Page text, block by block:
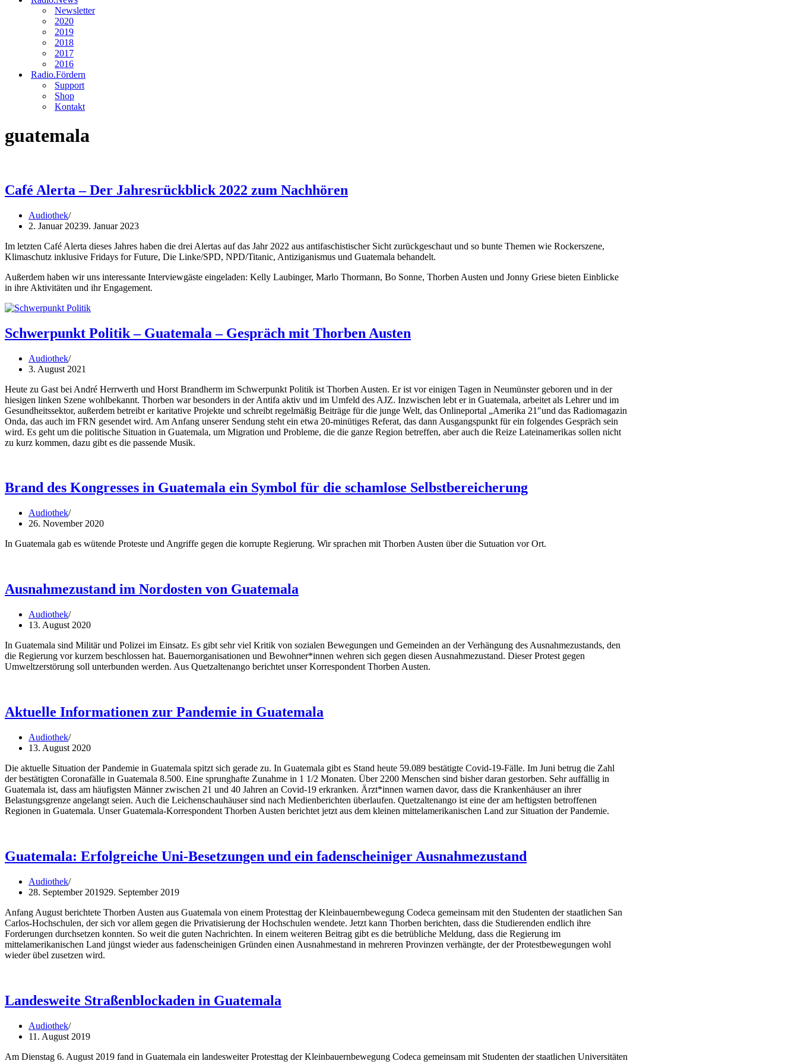
Newsletter
2020
2019
2018
2017
2016
Radio.Fördern
Support
Shop
Kontakt
guatemala
Café Alerta – Der Jahresrückblick 2022 zum Nachhören
Audiothek
2. Januar 20239. Januar 2023
Im letzten Café Alerta dieses Jahres haben die drei Alertas auf das Jahr 2022 aus antifaschistischer Sicht zurückgeschaut und so bunte Themen wie Rockerszene,
Klimaschutz inklusive Fridays for Future, Die Linke/SPD, NPD/Titanic, Antiziganismus und Guatemala behandelt.
Außerdem haben wir uns interessante Interviewgäste eingeladen: Kelly Laubinger, Marlo Thormann, Bo Sonne, Thorben Austen und Jonny Griese bieten Einblicke
in ihre Aktivitäten und ihr Engagement.
Schwerpunkt Politik – Guatemala – Gespräch mit Thorben Austen
Audiothek
3. August 2021
Heute zu Gast bei André Herrwerth und Horst Brandherm im Schwerpunkt Politik ist Thorben Austen. Er ist vor einigen Tagen in Neumünster geboren und in der
hiesigen linken Szene wohlbekannt. Thorben war besonders in der Antifa aktiv und im Umfeld des AJZ. Inzwischen lebt er in Guatemala, arbeitet als Lehrer und im
Gesundheitssektor, außerdem betreibt er karitative Projekte und schreibt regelmäßig Beiträge für die junge Welt, das Onlineportal „Amerika 21″und das Radiomagazin
Onda, das auch im FRN gesendet wird. Am Anfang unserer Sendung steht ein etwa 20-minütiges Referat, das dann Ausgangspunkt für ein folgendes Gespräch sein
wird. Es geht um die politische Situation in Guatemala, um Migration und Probleme, die die ganze Region betreffen, aber auch die Reize Lateinamerikas sollen nicht
zu kurz kommen, dazu gibt es die passende Musik.
Brand des Kongresses in Guatemala ein Symbol für die schamlose Selbstbereicherung
Audiothek
26. November 2020
In Guatemala gab es wütende Proteste und Angriffe gegen die korrupte Regierung. Wir sprachen mit Thorben Austen über die Sutuation vor Ort.
Ausnahmezustand im Nordosten von Guatemala
Audiothek
13. August 2020
In Guatemala sind Militär und Polizei im Einsatz. Es gibt sehr viel Kritik von sozialen Bewegungen und Gemeinden an der Verhängung des Ausnahmezustands, den
die Regierung vor kurzem beschlossen hat. Bauernorganisationen und Bewohner*innen wehren sich gegen diesen Ausnahmezustand. Dieser Protest gegen
Umweltzerstörung soll unterbunden werden. Aus Quetzaltenango berichtet unser Korrespondent Thorben Austen.
Aktuelle Informationen zur Pandemie in Guatemala
Audiothek
13. August 2020
Die aktuelle Situation der Pandemie in Guatemala spitzt sich gerade zu. In Guatemala gibt es Stand heute 59.089 bestätigte Covid-19-Fälle. Im Juni betrug die Zahl
der bestätigten Coronafälle in Guatemala 8.500. Eine sprunghafte Zunahme in 1 1/2 Monaten. Über 2200 Menschen sind bisher daran gestorben. Sehr auffällig in
Guatemala ist, dass am häufigsten Männer zwischen 21 und 40 Jahren an Covid-19 erkranken. Ärzt*innen warnen davor, dass die Krankenhäuser an ihrer
Belastungsgrenze angelangt seien. Auch die Leichenschauhäuser sind nach Medienberichten überlaufen. Quetzaltenango ist eine der am heftigsten betroffenen
Regionen in Guatemala. Unser Guatemala-Korrespondent Thorben Austen berichtet jetzt aus dem kleinen mittelamerikanischen Land zur Situation der Pandemie.
Guatemala: Erfolgreiche Uni-Besetzungen und ein fadenscheiniger Ausnahmezustand
Audiothek
28. September 201929. September 2019
Anfang August berichtete Thorben Austen aus Guatemala von einem Protesttag der Kleinbauernbewegung Codeca gemeinsam mit den Studenten der staatlichen San
Carlos-Hochschulen, der sich vor allem gegen die Privatisierung der Hochschulen wendete. Jetzt kann Thorben berichten, dass die Studierenden endlich ihre
Forderungen durchsetzen konnten. So weit die guten Nachrichten. In einem weiteren Beitrag gibt es die betrübliche Meldung, dass die Regierung im
mittelamerikanischen Land jüngst wieder aus fadenscheinigen Gründen einen Ausnahmestand in mehreren Provinzen verhängte, der der Protestbewegungen wohl
wieder übel zusetzen wird.
Landesweite Straßenblockaden in Guatemala
Audiothek
11. August 2019
Am Dienstag 6. August 2019 fand in Guatemala ein landesweiter Protesttag der Kleinbauernbewegung Codeca gemeinsam mit Studenten der staatlichen Universitäten